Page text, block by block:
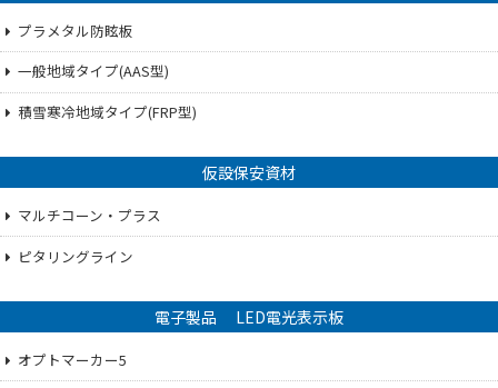
プラメタル防眩板
一般地域タイプ(AAS型)
積雪寒冷地域タイプ(FRP型)
仮設保安資材
マルチコーン・プラス
ピタリングライン
電子製品 LED電光表示板
オプトマーカー5